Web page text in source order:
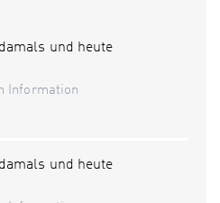
und heute
Information
und heute